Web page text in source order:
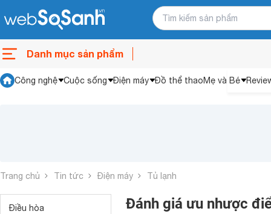
Danh mục sản phẩm
Công nghệ Cuộc sống Điện máy Đồ thể thaoMẹ và Bé
Trang chủ Tin tức Điện máy Tủ lạnh
Điều hòa
Đánh giá ưu nhược